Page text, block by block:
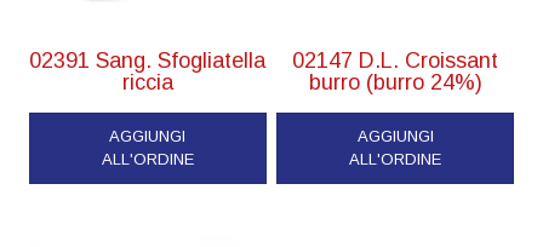
02391 Sang. Sfogliatella
riccia
AGGIUNGI
ALL'ORDINE
02147 D.L. Croissant
burro (burro 24%)
AGGIUNGI
ALL'ORDINE